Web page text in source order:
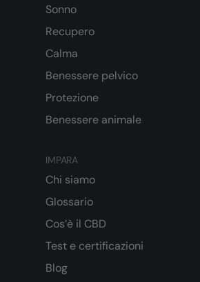
Sonno
Recupero
Calma
Benessere pelvico
Protezione
Benessere animale
IMPARA
Chi siamo
Glossario
Cos’è il CBD
Test e certificazioni
Blog